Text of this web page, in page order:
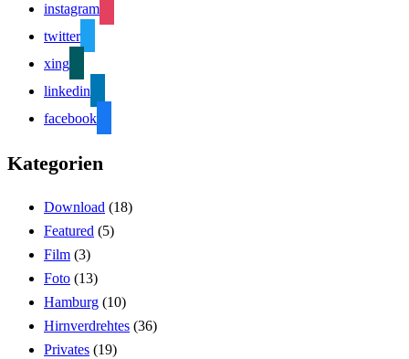
instagram
twitter
xing
linkedin
facebook
Kategorien
Download (18)
Featured (5)
Film (3)
Foto (13)
Hamburg (10)
Hirnverdrehtes (36)
Privates (19)